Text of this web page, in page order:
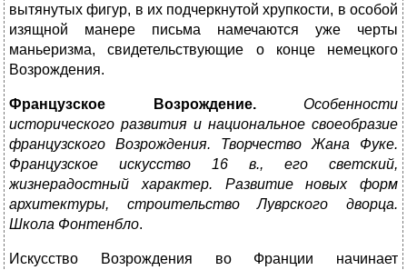
вытянутых фигур, в их подчеркнутой хрупкости, в особой
изящной манере письма намечаются уже черты
маньеризма, свидетельствующие о конце немецкого
Возрождения.
Французское Возрождение. Особенности
исторического развития и национальное своеобразие
французского Возрождения. Творчество Жана Фуке.
Французское искусство 16 в., его светский,
жизнерадостный характер. Развитие новых форм
архитектуры, строительство Луврского дворца.
Школа Фонтенбло.
Искусство Возрождения во Франции начинает